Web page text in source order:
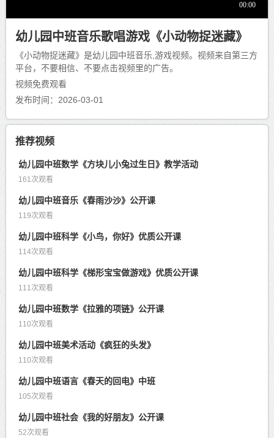
幼儿园中班音乐歌唱游戏《小动物捉迷藏》
《小动物捉迷藏》是幼儿园中班音乐,游戏视频。视频来自第三方
平台，不要相信、不要点击视频里的广告。
视频免费观看
发布时间：2026-03-01
推荐视频
幼儿园中班数学《方块儿小兔过生日》教学活动
161次观看
幼儿园中班音乐《春雨沙沙》公开课
119次观看
幼儿园中班科学《小鸟，你好》优质公开课
114次观看
幼儿园中班科学《梯形宝宝做游戏》优质公开课
111次观看
幼儿园中班数学《拉雅的项链》公开课
110次观看
幼儿园中班美术活动《疯狂的头发》
110次观看
幼儿园中班语言《春天的回电》中班
105次观看
幼儿园中班社会《我的好朋友》公开课
52次观看